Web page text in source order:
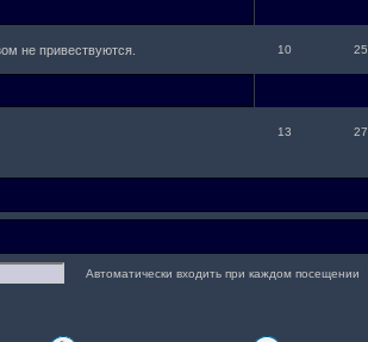
не привествуются.
10 25
13 27
Автоматически входить при каждом посещении